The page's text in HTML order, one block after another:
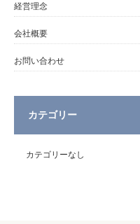
経営理念
会社概要
お問い合わせ
カテゴリー
カテゴリーなし